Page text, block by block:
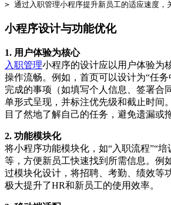
小程序设计与功能优化
1. 用户体验为核心
入职管理小程序的设计应以用户体验为
操作流畅。例如，首页可以设计为“任
完成的事项（如填写个人信息、签署合
单形式呈现，并标注优先级和截止时间
目了然地了解自己的任务，避免遗漏或
2. 功能模块化
将小程序功能模块化，如“入职流程”“培
等，方便新员工快速找到所需信息。例
过模块化设计，将招聘、考勤、绩效等
极大提升了HR和新员工的使用效率。